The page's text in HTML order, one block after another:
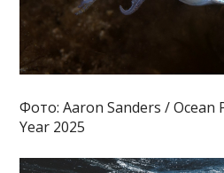
Фото: Aaron Sanders /
Year 2025